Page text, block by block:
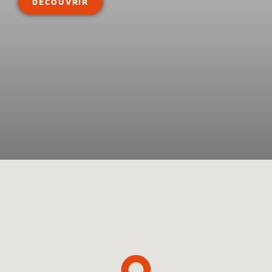
DÉCOUVRIR